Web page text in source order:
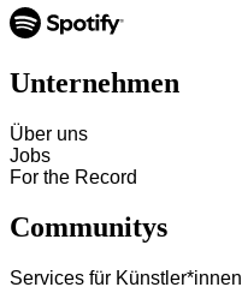
Unternehmen
Über uns
Jobs
For the Record
Communitys
Services für Künstler*innen